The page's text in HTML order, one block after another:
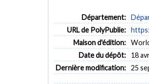
Département:
URL de PolyPublie:
Maison d'édition:
Date du dépôt:
18
Dernière modification: 25